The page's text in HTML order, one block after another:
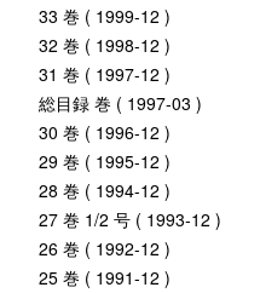
33 巻 ( 1999-12 )
32 巻 ( 1998-12 )
31 巻 ( 1997-12 )
総目録 巻 ( 1997-03 )
30 巻 ( 1996-12 )
29 巻 ( 1995-12 )
28 巻 ( 1994-12 )
27 巻 1/2 号 ( 1993-12 )
26 巻 ( 1992-12 )
25 巻 ( 1991-12 )